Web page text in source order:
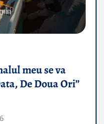
meu se va
De Doua Ori”